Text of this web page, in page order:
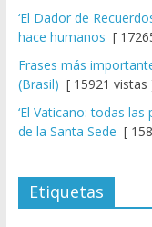
‘El Dador de
hace humanos [
Frases más
(Brasil) [ 15921 vistas
‘El Vaticano: todas
de la Santa Sede [
Etiquetas